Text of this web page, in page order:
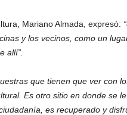
Mariano Almada, expresó:
y los vecinos, como un
allí”.
que tienen que ver con
Es otro sitio en donde se
es recuperado y